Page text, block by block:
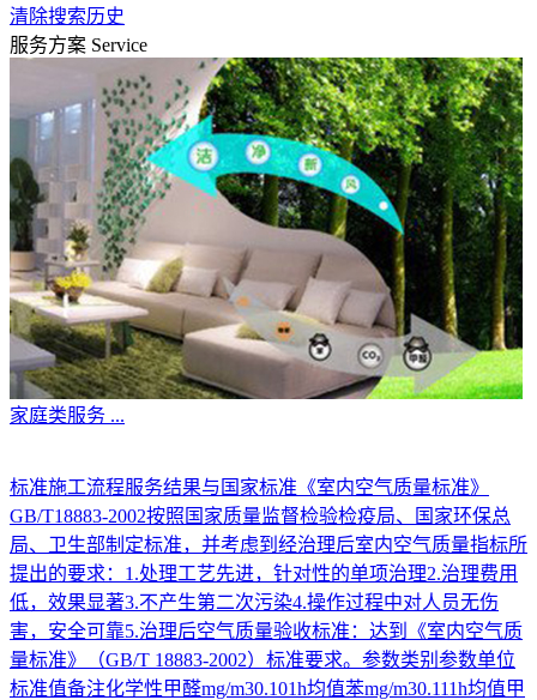
清除搜索历史
服务方案 Service
家庭类服务 ...
标准施工流程服务结果与国家标准《室内空气质量标准》
GB/T18883-2002按照国家质量监督检验检疫局、国家环保总
局、卫生部制定标准，并考虑到经治理后室内空气质量指标所
提出的要求：1.处理工艺先进，针对性的单项治理2.治理费用
低，效果显著3.不产生第二次污染4.操作过程中对人员无伤
害，安全可靠5.治理后空气质量验收标准：达到《室内空气质
量标准》（GB/T 18883-2002）标准要求。参数类别参数单位
标准值备注化学性甲醛mg/m30.101h均值苯mg/m30.111h均值甲